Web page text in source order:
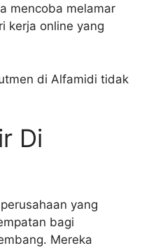
mencoba melamar
kerja online yang
di Alfamidi tidak
Di
yang
bagi
Mereka